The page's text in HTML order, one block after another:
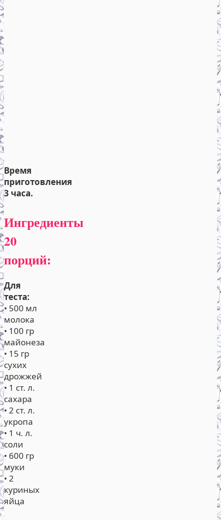
Время
приготовления
3 часа.
Ингредиенты
20
порций:
Для
теста:
• 500 мл
молока
• 100 гр
майонеза
• 15 гр
сухих
дрожжей
• 1 ст. л.
сахара
• 2 ст. л.
укропа
• 1 ч. л.
соли
• 600 гр
муки
• 2
куриных
яйца